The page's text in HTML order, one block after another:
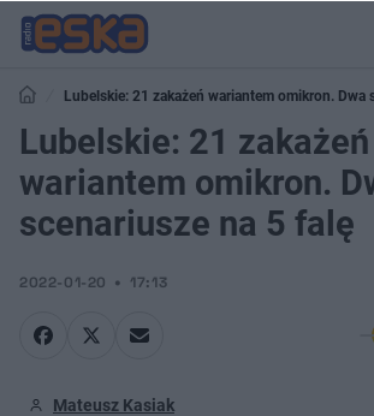
Lubelskie: 21 zakażeń wariantem omikron. Dwa
Lubelskie: 21 zakażeń
wariantem omikron.
scenariusze na 5 falę
2022-01-20 17:13
Mateusz Kasiak